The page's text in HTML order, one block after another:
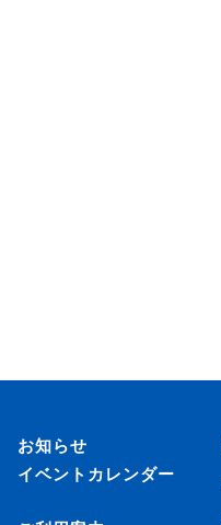
お知らせ
イベントカレンダー